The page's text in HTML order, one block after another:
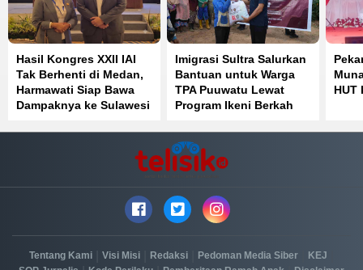
Hasil Kongres XXII IAI
Tak Berhenti di Medan,
Harmawati Siap Bawa
Dampaknya ke Sulawesi
Imigrasi Sultra Salurkan
Bantuan untuk Warga
TPA Puuwatu Lewat
Program Ikeni Berkah
HUT
Tentang Kami Visi Misi Redaksi Pedoman Media Siber KEJ